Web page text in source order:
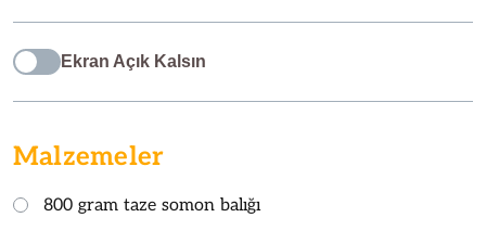
Ekran Açık Kalsın
Malzemeler
800 gram taze somon balığı